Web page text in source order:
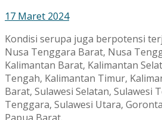
17 Maret 2024
Kondisi serupa juga berpotensi
Nusa Tenggara Barat, Nusa
Kalimantan Barat, Kalimantan
Tengah, Kalimantan Timur,
Barat, Sulawesi Selatan, Sulawesi
Tenggara, Sulawesi Utara,